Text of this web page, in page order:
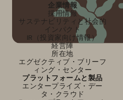
企業情報
採用情報
サステナビリティと社会的
インパクト
IR（投資家向け情報）
経営陣
所在地
エグゼクティブ・ブリーフ
ィング・センター
プラットフォームと製品
エンタープライズ・デー
タ・クラウド